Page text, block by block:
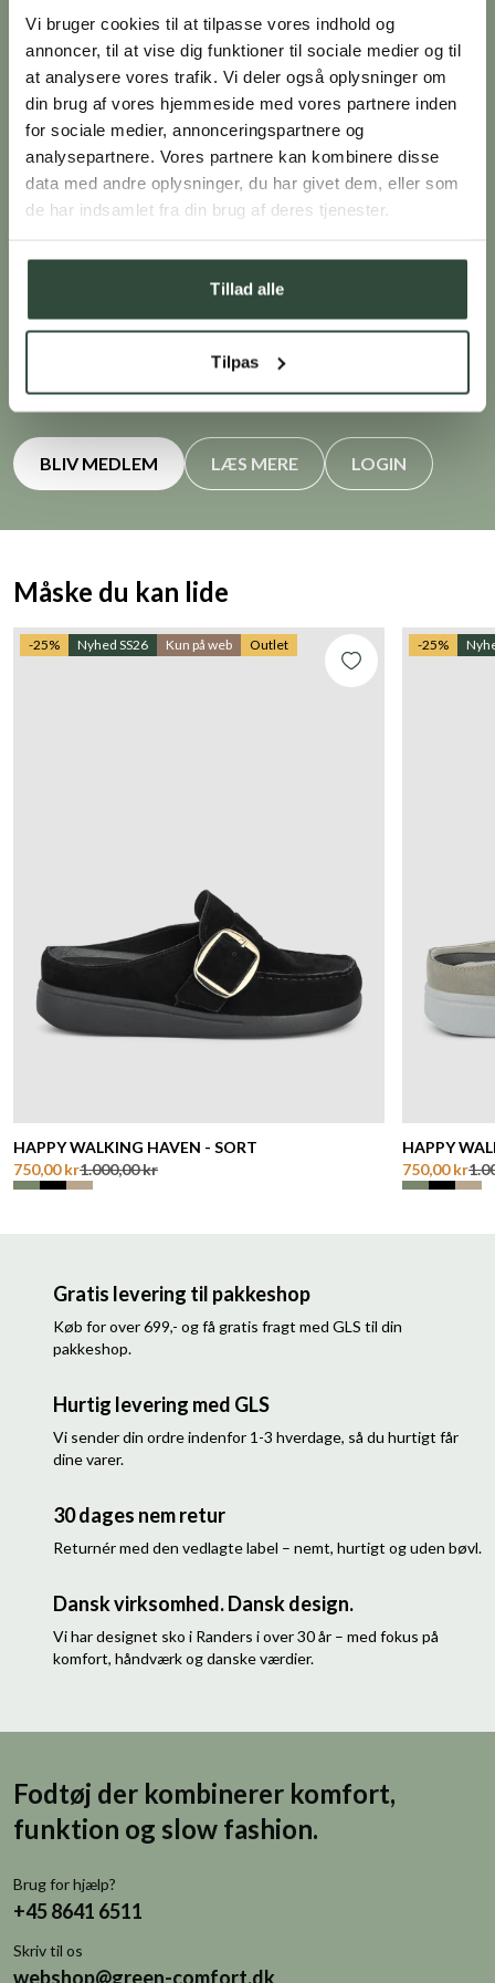
Vi bruger cookies til at tilpasse vores indhold og
annoncer, til at vise dig funktioner til sociale medier og til
at analysere vores trafik. Vi deler også oplysninger om
din brug af vores hjemmeside med vores partnere inden
for sociale medier, annonceringspartnere og
analysepartnere. Vores partnere kan kombinere disse
data med andre oplysninger, du har givet dem, eller som
de har indsamlet fra din brug af deres tjenester.
Tillad alle
Tilpas
Som medlem af Klub Green Comfort
bliver du forkælet med tilbud og
attraktive fordele
Spar 10% på din første ordre. Vi sender en e-mail med
Du optjener point ved alle køb, som kan indløses til rabat
Du får specialtilbud og unikke rabatkoder før alle andre
Du får en gave hvert år på din fødselsdag
Du får en gave hvert år på din jubilæumsdag
BLIV MEDLEM LÆS MERE LOGIN
Måske du kan lide
-25% Nyhed SS26 Kun på web Outlet
HAPPY WALKING HAVEN - SORT
750,00 kr1.000,00 kr
-25%
HAPPY
750,00 kr
Gratis levering til pakkeshop
Køb for over 699,- og få gratis fragt med GLS til din
pakkeshop.
Hurtig levering med GLS
Vi sender din ordre indenfor 1-3 hverdage, så du hurtigt får
dine varer.
30 dages nem retur
Returnér med den vedlagte label – nemt, hurtigt og uden bøvl.
Dansk virksomhed. Dansk design.
Vi har designet sko i Randers i over 30 år – med fokus på
komfort, håndværk og danske værdier.
Fodtøj der kombinerer komfort,
funktion og slow fashion.
Brug for hjælp?
+45 8641 6511
Skriv til os
webshop@green-comfort.dk